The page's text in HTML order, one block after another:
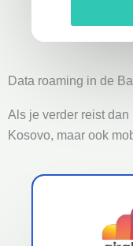
Data roaming in de
Als je verder reist
Kosovo, maar ook